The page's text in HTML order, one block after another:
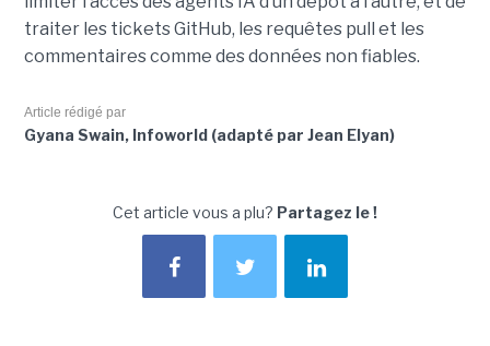
traiter les tickets GitHub, les requêtes pull et les
commentaires comme des données non fiables.
Article rédigé par
Gyana Swain, Infoworld (adapté par Jean Elyan)
Cet article vous a plu? Partagez le !